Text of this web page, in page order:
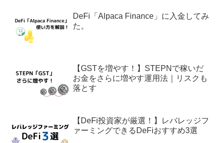
DeFi「Alpaca Finance」に入金してみ
た。
【GSTを増やす！】STEPNで稼いだ
お金をさらに増やす運用法｜リスクも
落とす
【DeFi投資家が厳選！】レバレッジフ
ァーミングできるDeFiおすすめ3選